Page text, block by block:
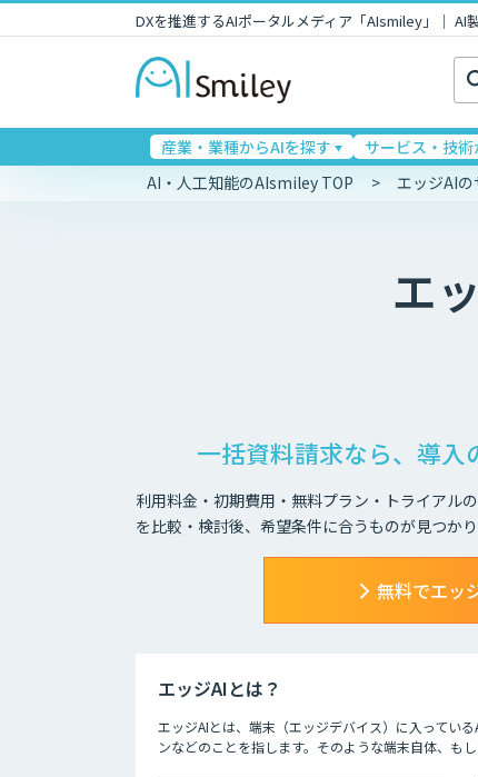
DXを推進するAIポータルメディア「AIsmiley」｜ AI
検
索:
産業・業種からAIを探す サービス・技
AI・人工知能のAIsmiley TOP エッジAIの
エ
一括資料請求なら、導入
利用料金・初期費用・無料プラン・トライアル
を比較・検討後、希望条件に合うものが見つか
無料でエッ
エッジAIとは？
エッジAIとは、端末（エッジデバイス）に入ってい
ンなどのことを指します。そのような端末自体、も